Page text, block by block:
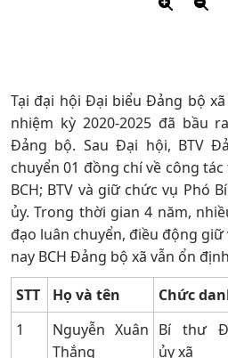
Tại đại hội Đại biểu Đảng bộ
nhiệm kỳ 2020-2025 đã bầu
Đảng bộ. Sau Đại hội, BTV
chuyển 01 đồng chí về công
BCH; BTV và giữ chức vụ Phó
ủy. Trong thời gian 4 năm,
đạo luân chuyển, điều động
nay BCH Đảng bộ xã vẫn ổn
STT​
Họ và tên Chức
1
Nguyễn Xuân
Thắng
Bí thư
ủy xã